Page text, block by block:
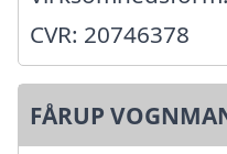
CVR: 20746378
FÅRUP